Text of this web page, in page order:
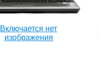
Включается нет
изображения